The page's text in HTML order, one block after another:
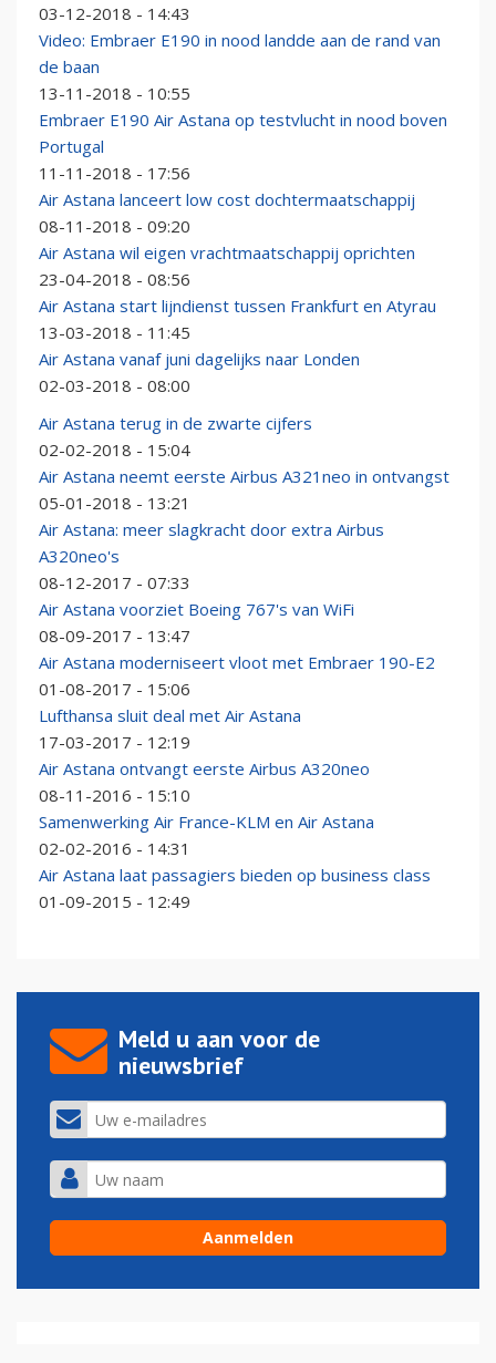
03-12-2018 - 14:43
Video: Embraer E190 in nood landde aan de rand van
de baan
13-11-2018 - 10:55
Embraer E190 Air Astana op testvlucht in nood boven
Portugal
11-11-2018 - 17:56
Air Astana lanceert low cost dochtermaatschappij
08-11-2018 - 09:20
Air Astana wil eigen vrachtmaatschappij oprichten
23-04-2018 - 08:56
Air Astana start lijndienst tussen Frankfurt en Atyrau
13-03-2018 - 11:45
Air Astana vanaf juni dagelijks naar Londen
02-03-2018 - 08:00
Air Astana terug in de zwarte cijfers
02-02-2018 - 15:04
Air Astana neemt eerste Airbus A321neo in ontvangst
05-01-2018 - 13:21
Air Astana: meer slagkracht door extra Airbus
A320neo's
08-12-2017 - 07:33
Air Astana voorziet Boeing 767's van WiFi
08-09-2017 - 13:47
Air Astana moderniseert vloot met Embraer 190-E2
01-08-2017 - 15:06
Lufthansa sluit deal met Air Astana
17-03-2017 - 12:19
Air Astana ontvangt eerste Airbus A320neo
08-11-2016 - 15:10
Samenwerking Air France-KLM en Air Astana
02-02-2016 - 14:31
Air Astana laat passagiers bieden op business class
01-09-2015 - 12:49
Meld u aan voor de
nieuwsbrief